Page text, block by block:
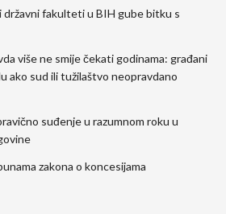
državni fakulteti u BIH gube bitku s
više ne smije čekati godinama: građani
ako sud ili tužilaštvo neopravdano
suđenje u razumnom roku u
zakona o koncesijama